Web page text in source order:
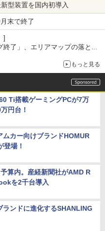
型装置を国内初導入
末で終了
]
了」、エリアマップの落とし
もっと見る
Ti搭載ゲーミングPCが7万
円台！
ムカー向けブランドHOMUR
登場！
算内。産経新聞社がAMD R
を2千台導入
ランドに進化するSHANLING